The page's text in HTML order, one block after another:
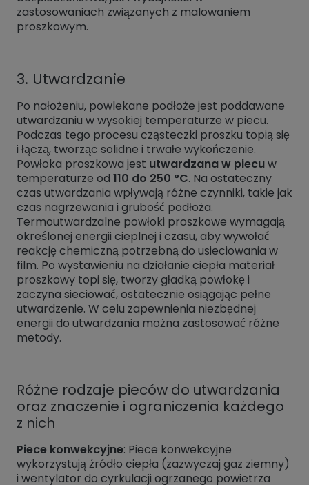
zastosowaniach związanych z malowaniem
proszkowym.
3. Utwardzanie
Po nałożeniu, powlekane podłoże jest poddawane
utwardzaniu w wysokiej temperaturze w piecu.
Podczas tego procesu cząsteczki proszku topią się
i łączą, tworząc solidne i trwałe wykończenie.
Powłoka proszkowa jest utwardzana w piecuw
temperaturze od 110 do 250 °C. Na ostateczny
czas utwardzania wpływają różne czynniki, takie jak
czas nagrzewania i grubość podłoża.
Termoutwardzalne powłoki proszkowe wymagają
określonej energii cieplnej i czasu, aby wywołać
reakcję chemiczną potrzebną do usieciowania w
film. Po wystawieniu na działanie ciepła materiał
proszkowy topi się, tworzy gładką powłokę i
zaczyna sieciować, ostatecznie osiągając pełne
utwardzenie. W celu zapewnienia niezbędnej
energii do utwardzania można zastosować różne
metody.
Różne rodzaje pieców do utwardzania
oraz znaczenie i ograniczenia każdego
z nich
Piece konwekcyjne: Piece konwekcyjne
wykorzystują źródło ciepła (zazwyczaj gaz ziemny)
i wentylator do cyrkulacji ogrzanego powietrza